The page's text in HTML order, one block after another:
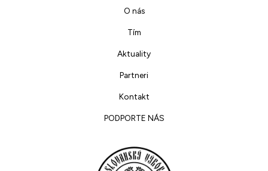
O nás
Tím
Aktuality
Partneri
Kontakt
PODPORTE NÁS